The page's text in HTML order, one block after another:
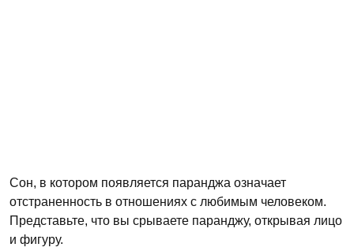
Сон, в котором появляется паранджа означает
отстраненность в отношениях с любимым человеком.
Представьте, что вы срываете паранджу, открывая лицо
и фигуру.